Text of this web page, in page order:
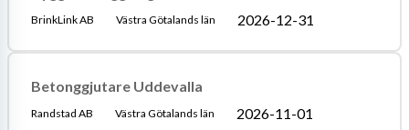
BrinkLink AB Västra Götalands län 2026-12-31
Betonggjutare Uddevalla
Randstad AB Västra Götalands län 2026-11-01